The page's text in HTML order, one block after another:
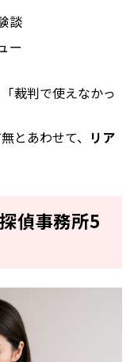
談
ー
裁判で使えなかっ
とあわせて、 リア
偵事務所5